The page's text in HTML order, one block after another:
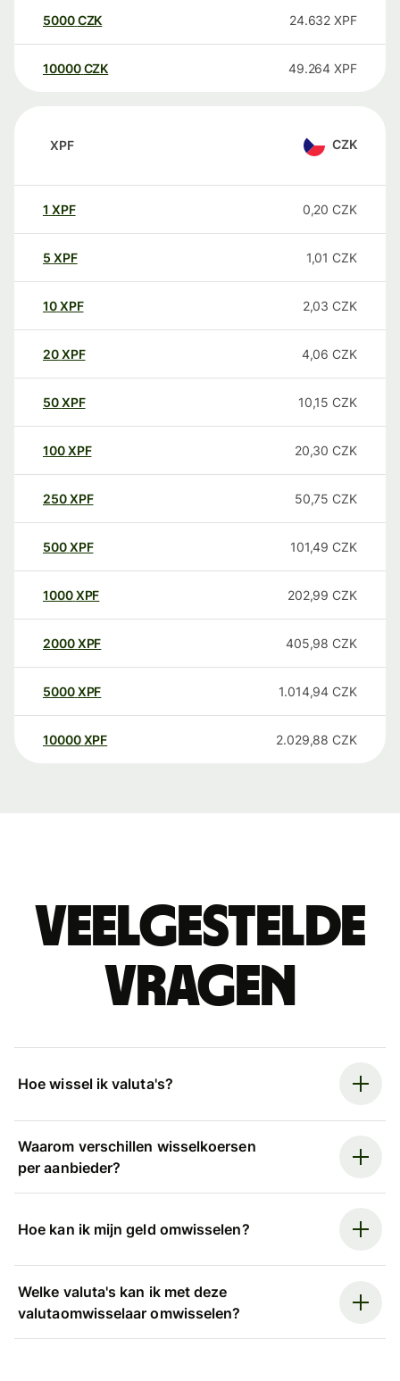
5000CZK 24.632 XPF
10000 CZK 49.264 XPF
XPF CZK
1 XPF 0,20 CZK
5 XPF 1,01 CZK
10XPF 2,03 CZK
20XPF 4,06 CZK
50XPF 10,15 CZK
100XPF 20,30 CZK
250XPF 50,75 CZK
500XPF 101,49 CZK
1000XPF 202,99 CZK
2000XPF 405,98 CZK
5000XPF 1.014,94 CZK
10000 XPF 2.029,88 CZK
Veelgestelde
vragen
Hoe wissel ik valuta's?
Waarom verschillen wisselkoersen
per aanbieder?
Hoe kan ik mijn geld omwisselen?
Welke valuta's kan ik met deze
valutaomwisselaar omwisselen?